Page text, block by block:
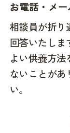
お電話・メ
相談員が折り
回答いたしま
よい供養方
ないことが
い。